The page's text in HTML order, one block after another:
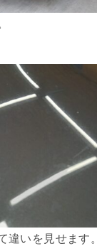
違いを見せます。